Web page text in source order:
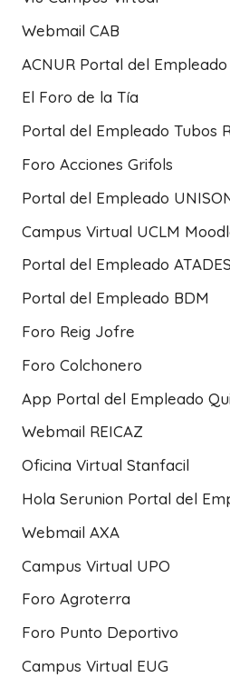
Webmail CAB
ACNUR Portal del Empleado
El Foro de la Tía
Portal del Empleado Tubos
Foro Acciones Grifols
Portal del Empleado
Campus Virtual UCLM
Portal del Empleado ATADES
Portal del Empleado BDM
Foro Reig Jofre
Foro Colchonero
App Portal del Empleado
Webmail REICAZ
Oficina Virtual Stanfacil
Hola Serunion Portal del
Webmail AXA
Campus Virtual UPO
Foro Agroterra
Foro Punto Deportivo
Campus Virtual EUG